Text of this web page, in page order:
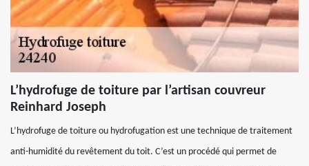
L’hydrofuge de toiture par l’artisan couvreur
Reinhard Joseph
L’hydrofuge de toiture ou hydrofugation est une technique de traitement
anti-humidité du revêtement du toit. C’est un procédé qui permet de